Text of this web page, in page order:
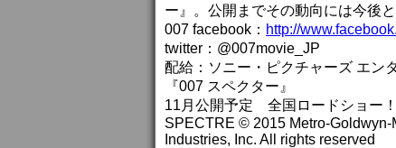
ー』。公開までその動向には今後
007 facebook： http://
twitter：@007movie_JP
配給：ソニー・ピクチャーズ エン
『007 スペクター』
11月公開予定 全国ロードショー！
SPECTRE © 2015 Metro-
Industries, Inc. All rights reserved